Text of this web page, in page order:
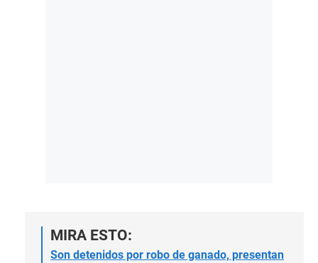
MIRA ESTO:
Son detenidos por robo de ganado, presentan